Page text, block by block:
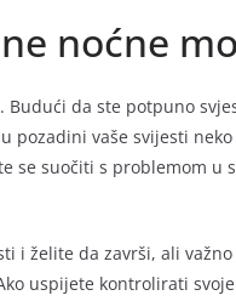
noćne
da ste potpuno
pozadini vaše svijesti
se suočiti s problemom u
i želite da završi, ali
uspijete kontrolirati